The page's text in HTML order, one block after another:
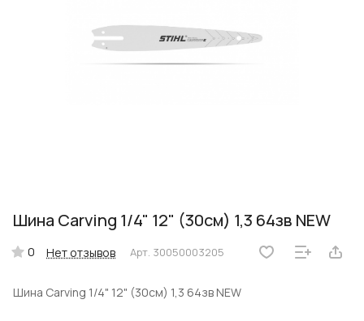
Шина Carving 1/4" 12" (30см) 1,3 64зв NEW
0 Нет отзывов Арт. 30050003205
Шина Carving 1/4" 12" (30см) 1,3 64зв NEW